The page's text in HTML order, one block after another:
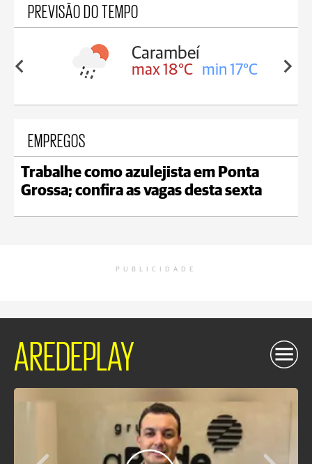
PREVISÃO DO TEMPO
18°C
Carambeí
max 18°C min 17°C
EMPREGOS
Trabalhe como azulejista em Ponta
Grossa; confira as vagas desta sexta
PUBLICIDADE
AREDEPLAY